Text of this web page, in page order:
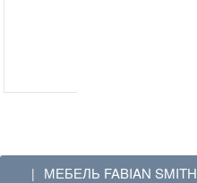
| МЕБЕЛЬ FABIAN SMITH